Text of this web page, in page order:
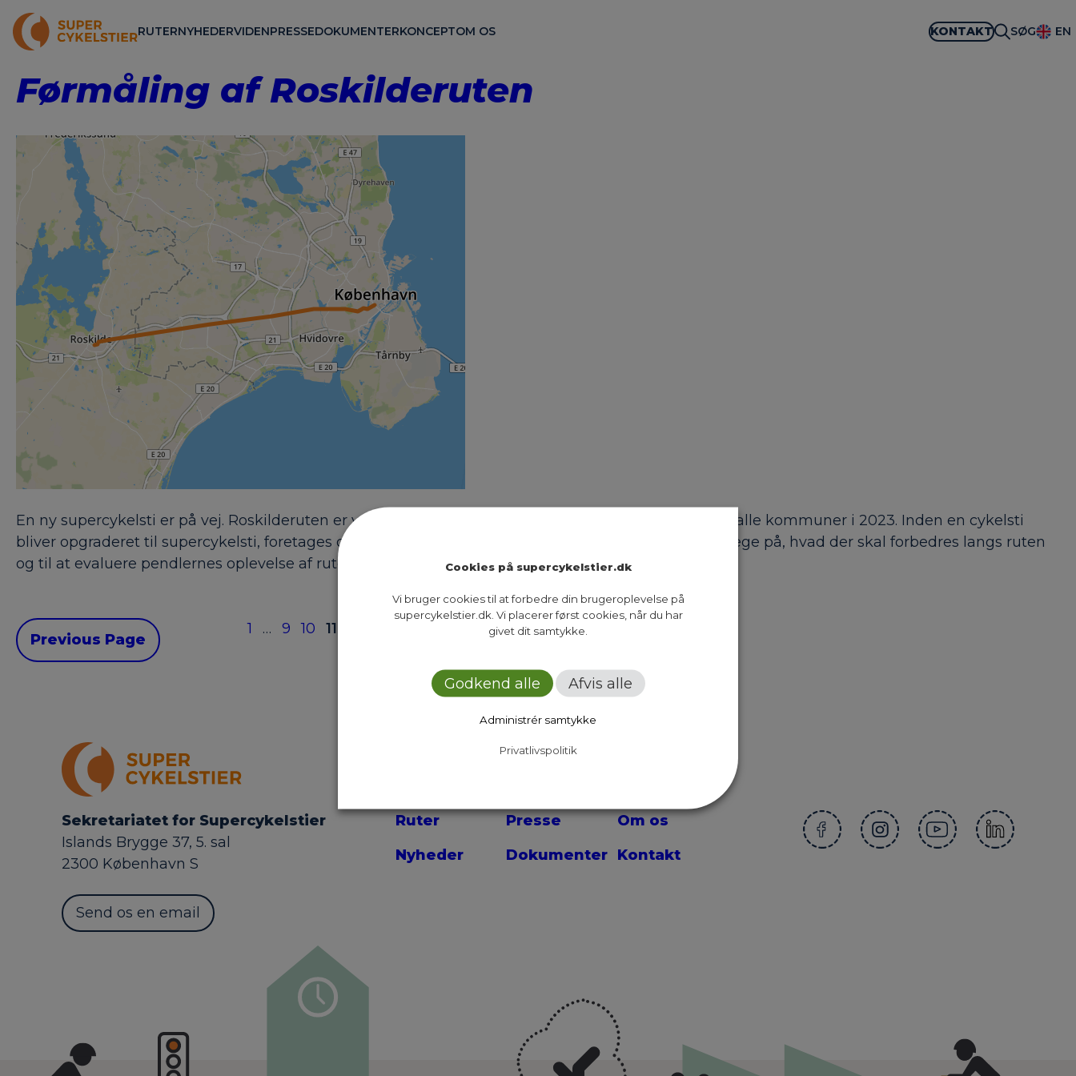
RUTERNYHEDERVIDENPRESSEDOKUMENTERKONCEPTOM OS KONTAKT SØG EN
Førmåling af Roskilderuten
En ny supercykelsti er på vej. Roskilderuten er ved at blive opgraderet og forventes at være færdig i alle kommuner i 2023. Inden en cykelsti
bliver opgraderet til supercykelsti, foretages der førmålinger på ruten. Førmålingerne bruges til at pege på, hvad der skal forbedres langs ruten
og til at evaluere pendlernes oplevelse af ruten før…
Previous Page
1 … 9 10 11
Next Page
Sekretariatet for Supercykelstier
Islands Brygge 37, 5. sal
2300 København S
Send os en email
Ruter
Nyheder
Presse
Dokumenter
Om os
Kontakt
Cookies på supercykelstier.dk
Vi bruger cookies til at forbedre din brugeroplevelse på
supercykelstier.dk. Vi placerer først cookies, når du har
givet dit samtykke.
Godkend alle Afvis alle
Administrér samtykke
Privatlivspolitik